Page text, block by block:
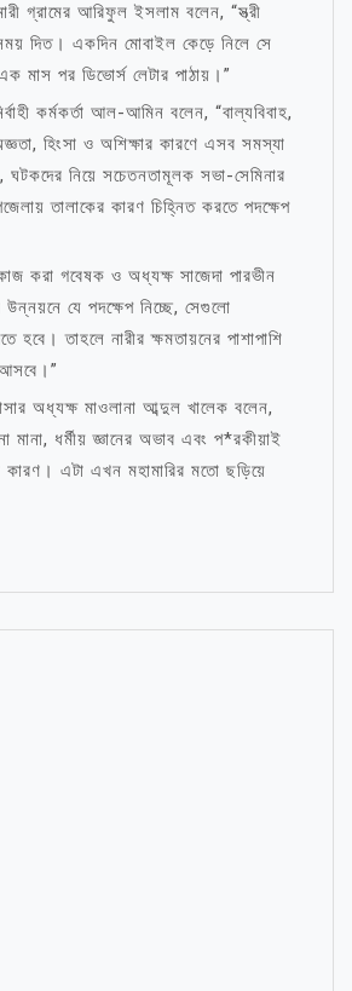
গ্রামের আরিফুল ইসলাম বলেন, “স্ত্রী
দিত। একদিন মোবাইল কেড়ে নিলে সে
মাস পর ডিভোর্স লেটার পাঠায়।”
কর্মকর্তা আল-আমিন বলেন, “বাল্যবিবাহ,
হিংসা ও অশিক্ষার কারণে এসব সমস্যা
ঘটকদের নিয়ে সচেতনতামূলক সভা-সেমিনার
তালাকের কারণ চিহ্নিত করতে পদক্ষেপ
করা গবেষক ও অধ্যক্ষ সাজেদা পারভীন
উন্নয়নে যে পদক্ষেপ নিচ্ছে, সেগুলো
হবে। তাহলে নারীর ক্ষমতায়নের পাশাপাশি
অধ্যক্ষ মাওলানা আব্দুল খালেক বলেন,
মানা, ধর্মীয় জ্ঞানের অভাব এবং প*রকীয়াই
কারণ। এটা এখন মহামারির মতো ছড়িয়ে